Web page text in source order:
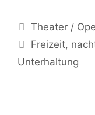
Kategorien
Theater /
Schlagwörter
Freizeit,
Unterhaltung